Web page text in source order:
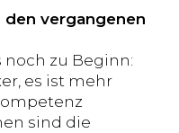
vergangenen
noch zu Beginn:
es ist mehr
sind die